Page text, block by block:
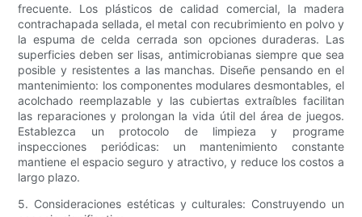
frecuente. Los plásticos de calidad comercial, la madera
contrachapada sellada, el metal con recubrimiento en polvo y
la espuma de celda cerrada son opciones duraderas. Las
superficies deben ser lisas, antimicrobianas siempre que sea
posible y resistentes a las manchas. Diseñe pensando en el
mantenimiento: los componentes modulares desmontables, el
acolchado reemplazable y las cubiertas extraíbles facilitan
las reparaciones y prolongan la vida útil del área de juegos.
Establezca un protocolo de limpieza y programe
inspecciones periódicas: un mantenimiento constante
mantiene el espacio seguro y atractivo, y reduce los costos a
largo plazo.
5. Consideraciones estéticas y culturales: Construyendo un